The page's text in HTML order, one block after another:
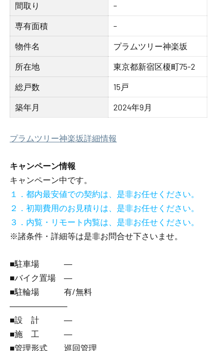
間取り –
専有面積 –
物件名 プラムツリー神楽坂
所在地 東京都新宿区榎町75-2
総戸数 15戸
築年月 2024年9月
プラムツリー神楽坂詳細情報
キャンペーン情報
キャンペーン中です。
１．都内最安値での契約は、是非お任せください。
２．初期費用のお見積りは、是非お任せください。
３．内覧・リモート内覧は、是非お任せください。
※諸条件・詳細等は是非お問合せ下さいませ。
■駐車場 ―
■バイク置場 ―
■駐輪場 有/無料
―――――――
■設 計 ―
■施 工 ―
■管理形式 巡回管理